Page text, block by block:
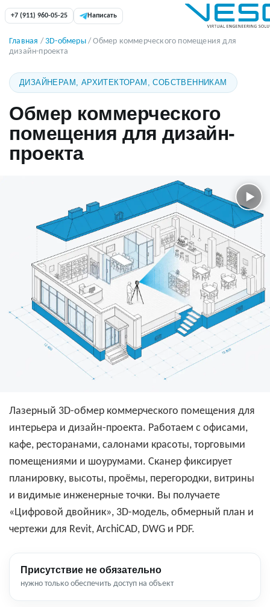
+7 (911) 960-05-25 Написать
Главная / 3D-обмеры/ Обмер коммерческого помещения для
дизайн-проекта
ДИЗАЙНЕРАМ, АРХИТЕКТОРАМ, СОБСТВЕННИКАМ
Обмер коммерческого
помещения для дизайн-
проекта
Лазерный 3D-обмер коммерческого помещения для
интерьера и дизайн-проекта. Работаем с офисами,
кафе, ресторанами, салонами красоты, торговыми
помещениями и шоурумами. Сканер фиксирует
планировку, высоты, проёмы, перегородки, витрины
и видимые инженерные точки. Вы получаете
«Цифровой двойник», 3D-модель, обмерный план и
чертежи для Revit, ArchiCAD, DWG и PDF.
Присутствие не обязательно
нужно только обеспечить доступ на объект